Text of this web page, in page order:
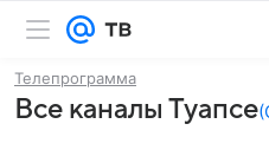
Телепрограмма
Все каналы Туапсе(